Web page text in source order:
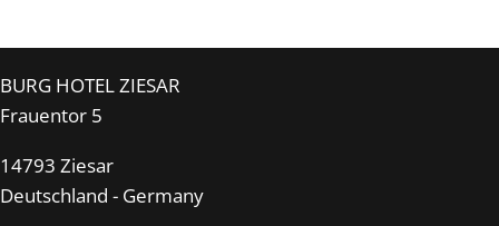
BURG HOTEL ZIESAR
Frauentor 5
14793 Ziesar
Deutschland - Germany